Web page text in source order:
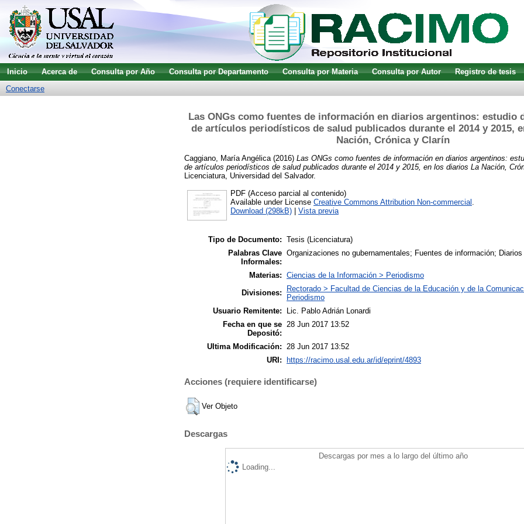
Inicio Acerca de Consulta por Año Consulta por Departamento Consulta por Materia Consulta por Autor Registro de tesis
Conectarse
Las ONGs como fuentes de información en diarios argentinos: estudio
de artículos periodísticos de salud publicados durante el 2014 y 2015,
Nación, Crónica y Clarín
Caggiano, María Angélica (2016) Las ONGs como fuentes de información en diarios argentinos:
de artículos periodísticos de salud publicados durante el 2014 y 2015, en los diarios La Nación,
Licenciatura, Universidad del Salvador.
PDF (Acceso parcial al contenido)
Available under License Creative Commons Attribution Non-commercial .
Download (298kB)
Vista previa
Tipo de Documento: Tesis (Licenciatura)
Palabras Clave
Informales:
Organizaciones no gubernamentales; Fuentes de información; Diarios
Materias: Ciencias de la Información > Periodismo
Divisiones:
Rectorado > Facultad de Ciencias de la Educación y de la
Periodismo
Usuario Remitente:
Lic. Pablo Adrián Lonardi
Fecha en que se
Depositó:
28 Jun 2017 13:52
Ultima Modificación: 28 Jun 2017 13:52
URI:
https://racimo.usal.edu.ar/id/eprint/4893
Acciones (requiere identificarse)
Ver Objeto
Descargas
Descargas por mes a lo largo del último año
Loading...